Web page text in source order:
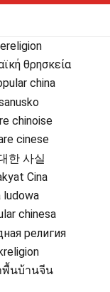
θρησκεία
china
chinoise
cinese
한 사실
Cina
chinesa
религия
พื้นบ้านจีน